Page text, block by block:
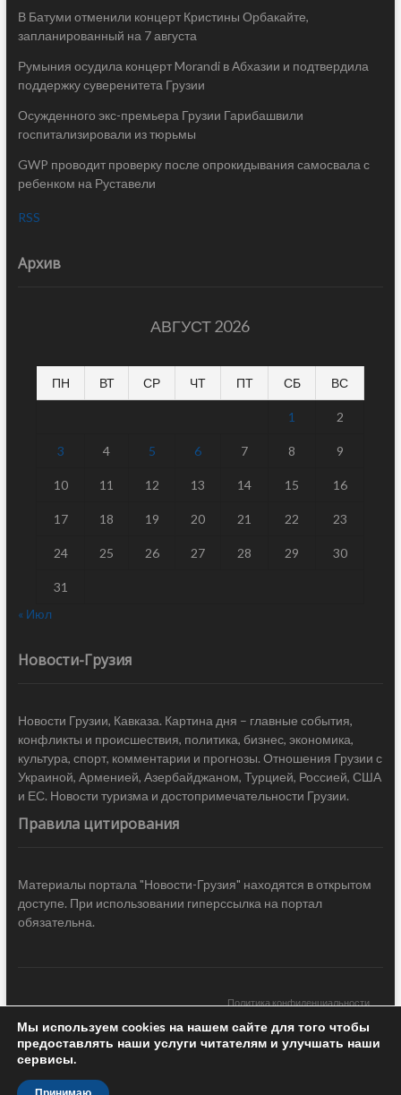
В Батуми отменили концерт Кристины Орбакайте,
запланированный на 7 августа
Румыния осудила концерт Morandi в Абхазии и подтвердила
поддержку суверенитета Грузии
Осужденного экс-премьера Грузии Гарибашвили
госпитализировали из тюрьмы
GWP проводит проверку после опрокидывания самосвала с
ребенком на Руставели
RSS
Архив
АВГУСТ 2026
ПН ВТ СР ЧТ ПТ СБ ВС
1 2
3 4 5 6 7 8 9
10 11 12 13 14 15 16
17 18 19 20 21 22 23
24 25 26 27 28 29 30
31
« Июл
Новости-Грузия
Новости Грузии, Кавказа. Картина дня – главные события,
конфликты и происшествия, политика, бизнес, экономика,
культура, спорт, комментарии и прогнозы. Отношения Грузии с
Украиной, Арменией, Азербайджаном, Турцией, Россией, США
и ЕС. Новости туризма и достопримечательности Грузии.
Правила цитирования
Материалы портала "Новости-Грузия" находятся в открытом
доступе. При использовании гиперссылка на портал
обязательна.
Политика конфиденциальности
Новости Грузии| Black Sea Press LTD © 2020 All Rights Reserved /
Design & development —
Мы используем cookies на нашем сайте для того чтобы
предоставлять наши услуги читателям и улучшать наши
сервисы.